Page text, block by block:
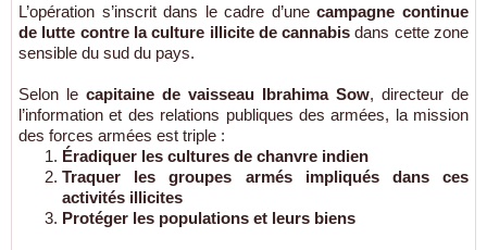
L’opération s’inscrit dans le cadre d’unecampagne continue
de lutte contre la culture illicite de cannabis dans cette zone
sensible du sud du pays.
Selon le capitaine de vaisseau Ibrahima Sow, directeur de
l’information et des relations publiques des armées, la mission
des forces armées est triple :
Éradiquer les cultures de chanvre indien
Traquer les groupes armés impliqués dans ces
activités illicites
Protéger les populations et leurs biens